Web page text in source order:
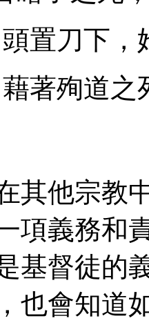
頭置刀下，
藉著殉道之
其他宗教
項義務和
基督徒的
也會知道